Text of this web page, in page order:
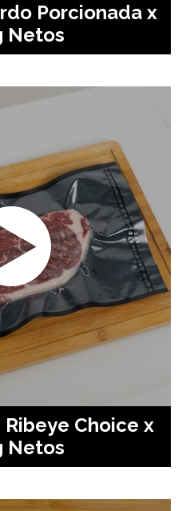
Porcionada x
Netos
Choice x
Netos